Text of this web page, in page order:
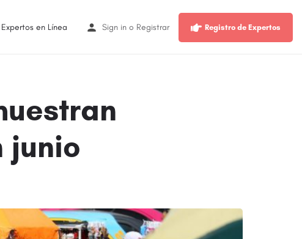
Expertos en Línea Sign in o Registrar Registro de Expertos
junio